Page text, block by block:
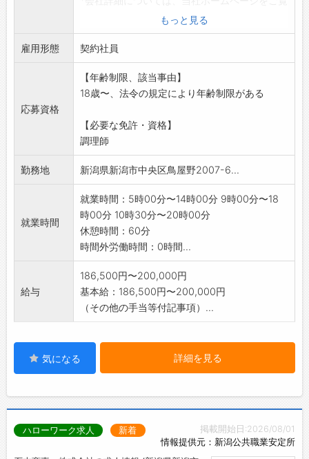
変更範囲:なし
もっと見る
雇用形態 契約社員
応募資格
【年齢制限、該当事由】
18歳〜、法令の規定により年齢制限がある
【必要な免許・資格】
調理師
勤務地 新潟県新潟市中央区鳥屋野2007-6...
就業時間
就業時間：5時00分〜14時00分 9時00分〜18
時00分 10時30分〜20時00分
休憩時間：60分
時間外労働時間：0時間...
給与
186,500円〜200,000円
基本給：186,500円〜200,000円
（その他の手当等付記事項）...
気になる 詳細を見る
掲載開始日:2026/08/01
情報提供元：新潟公共職業安定所
ハローワーク求人 新着